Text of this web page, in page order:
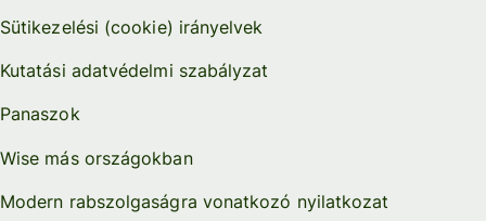
Sütikezelési (cookie) irányelvek
Kutatási adatvédelmi szabályzat
Panaszok
Wise más országokban
Modern rabszolgaságra vonatkozó nyilatkozat